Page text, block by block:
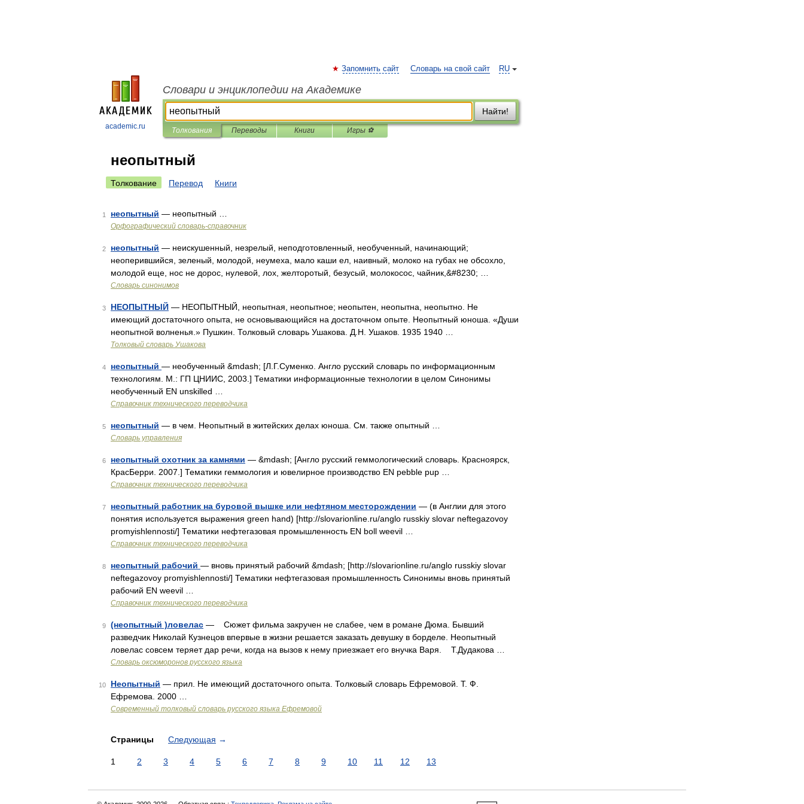
academic.ru
RU
Запомнить сайт Словарь на свой сайт
Словари и энциклопедии на Академике
Найти!
Толкования Переводы Книги Игры ⚽
неопытный
Толкование Перевод Книги
1 неопытный — неопытный …
Орфографический словарь-справочник
2 неопытный — неискушенный, незрелый, неподготовленный, необученный, начинающий;
неоперившийся, зеленый, молодой, неумеха, мало каши ел, наивный, молоко на губах не обсохло,
молодой еще, нос не дорос, нулевой, лох, желторотый, безусый, молокосос, чайник,&#8230; …
Словарь синонимов
3 НЕОПЫТНЫЙ — НЕОПЫТНЫЙ, неопытная, неопытное; неопытен, неопытна, неопытно. Не
имеющий достаточного опыта, не основывающийся на достаточном опыте. Неопытный юноша. «Души
неопытной волненья.» Пушкин. Толковый словарь Ушакова. Д.Н. Ушаков. 1935 1940 …
Толковый словарь Ушакова
4 неопытный — необученный &mdash; [Л.Г.Суменко. Англо русский словарь по информационным
технологиям. М.: ГП ЦНИИС, 2003.] Тематики информационные технологии в целом Синонимы
необученный EN unskilled …
Справочник технического переводчика
5 неопытный — в чем. Неопытный в житейских делах юноша. См. также опытный …
Словарь управления
6 неопытный охотник за камнями — &mdash; [Англо русский геммологический словарь. Красноярск,
КрасБерри. 2007.] Тематики геммология и ювелирное производство EN pebble pup …
Справочник технического переводчика
7 неопытный работник на буровой вышке или нефтяном месторождении — (в Англии для этого
понятия используется выражения green hand) [http://slovarionline.ru/anglo russkiy slovar neftegazovoy
promyishlennosti/] Тематики нефтегазовая промышленность EN boll weevil …
Справочник технического переводчика
8 неопытный рабочий — вновь принятый рабочий &mdash; [http://slovarionline.ru/anglo russkiy slovar
neftegazovoy promyishlennosti/] Тематики нефтегазовая промышленность Синонимы вновь принятый
рабочий EN weevil …
Справочник технического переводчика
9 (неопытный )ловелас — Сюжет фильма закручен не слабее, чем в романе Дюма. Бывший
разведчик Николай Кузнецов впервые в жизни решается заказать девушку в борделе. Неопытный
ловелас совсем теряет дар речи, когда на вызов к нему приезжает его внучка Варя. Т.Дудакова …
Словарь оксюморонов русского языка
10 Неопытный — прил. Не имеющий достаточного опыта. Толковый словарь Ефремовой. Т. Ф.
Ефремова. 2000 …
Современный толковый словарь русского языка Ефремовой
Страницы Следующая →
1 2 3 4 5 6 7 8 9 10 11 12 13